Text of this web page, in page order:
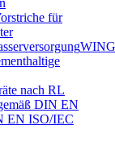
für
nach RL
DIN EN
EN ISO/IEC